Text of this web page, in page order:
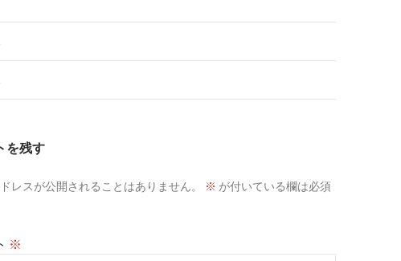
を残す
レスが公開されることはありません。 ※ が付いている欄は必須
※